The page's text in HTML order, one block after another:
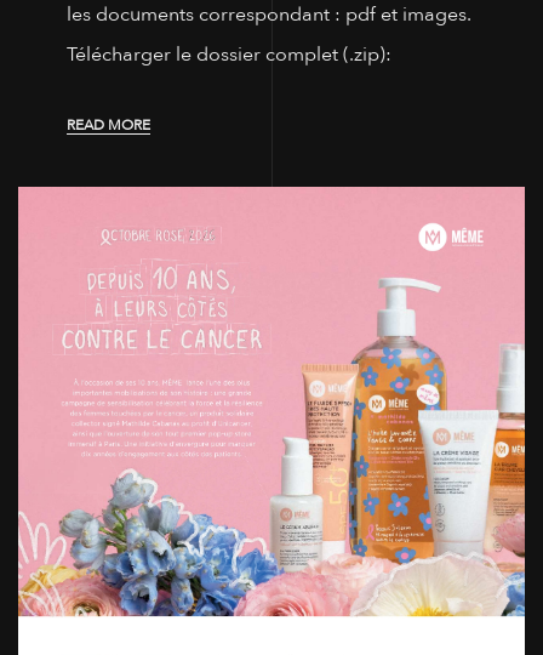
les documents correspondant : pdf et images.
Télécharger le dossier complet (.zip):
READ MORE